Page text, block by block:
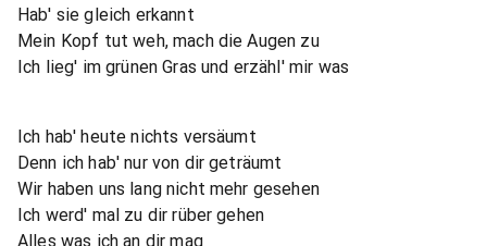
Hab' sie gleich erkannt
Mein Kopf tut weh, mach die Augen zu
Ich lieg' im grünen Gras und erzähl' mir was
Ich hab' heute nichts versäumt
Denn ich hab' nur von dir geträumt
Wir haben uns lang nicht mehr gesehen
Ich werd' mal zu dir rüber gehen
Alles was ich an dir mag